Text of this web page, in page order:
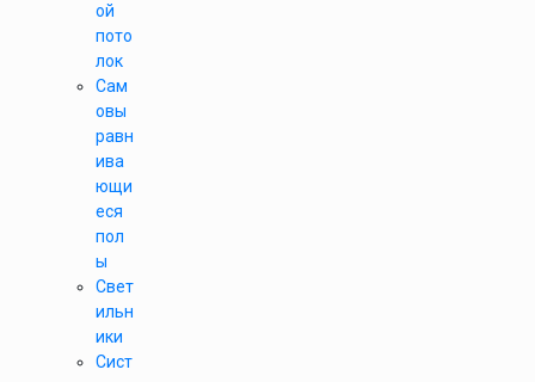
ой
пото
лок
Сам
овы
равн
ива
ющи
еся
пол
ы
Свет
ильн
ики
Сист